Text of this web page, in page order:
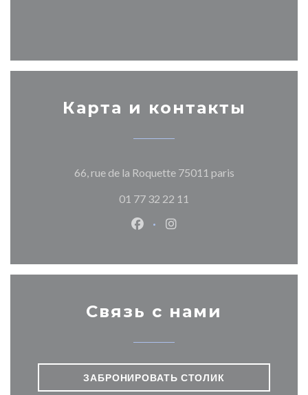
Карта и контакты
66, rue de la Roquette 75011 paris
01 77 32 22 11
Facebook ((открывается в
Instagram
Связь с нами
ЗАБРОНИРОВАТЬ СТОЛИК